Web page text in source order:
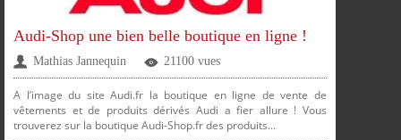
PLUS
Audi-Shop une bien belle boutique en ligne !
Mathias Jannequin 21100 vues
A l’image du site Audi.fr la boutique en ligne de vente de
vêtements et de produits dérivés Audi a fier allure ! Vous
trouverez sur la boutique Audi-Shop.fr des produits...